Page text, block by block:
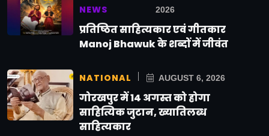
NEWS
2026
प्रतिष्ठित साहित्यकार एवं गीतकार
Manoj Bhawuk के शब्दों में जीवंत
NATIONAL AUGUST 6, 2026
गोरखपुर में 14 अगस्त को होगा
साहित्यिक जुटान, ख्यातिलब्ध
साहित्यकार